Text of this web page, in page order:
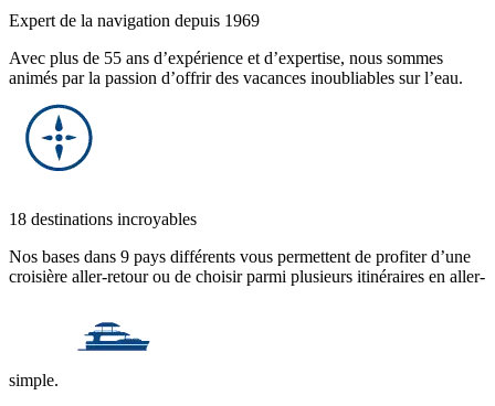
Expert de la navigation depuis 1969
Avec plus de 55 ans d’expérience et d’expertise, nous sommes
animés par la passion d’offrir des vacances inoubliables sur l’eau.
18 destinations incroyables
Nos bases dans 9 pays différents vous permettent de profiter d’une
croisière aller-retour ou de choisir parmi plusieurs itinéraires en aller-
simple.